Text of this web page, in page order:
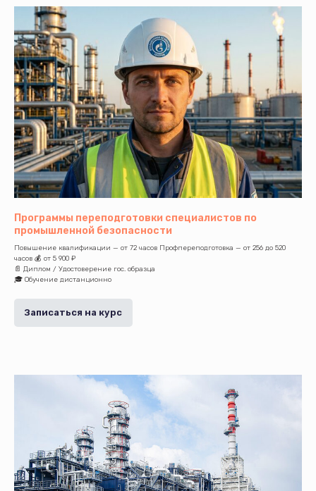
Программы переподготовки специалистов по
промышленной безопасности
Повышение квалификации — от 72 часов Профпереподготовка — от 256 до 520
часов 💰 от 5 900 ₽
📄 Диплом / Удостоверение гос. образца
🎓 Обучение дистанционно
Записаться на курс